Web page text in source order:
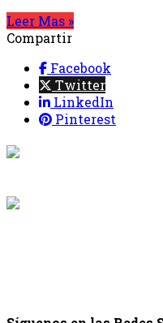
Leer Mas »
Compartir
Facebook
Twitter
LinkedIn
Pinterest